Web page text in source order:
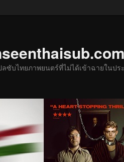
ลซับไทยภาพยนตร์ที่ไม่ได้เข้าฉายในปร